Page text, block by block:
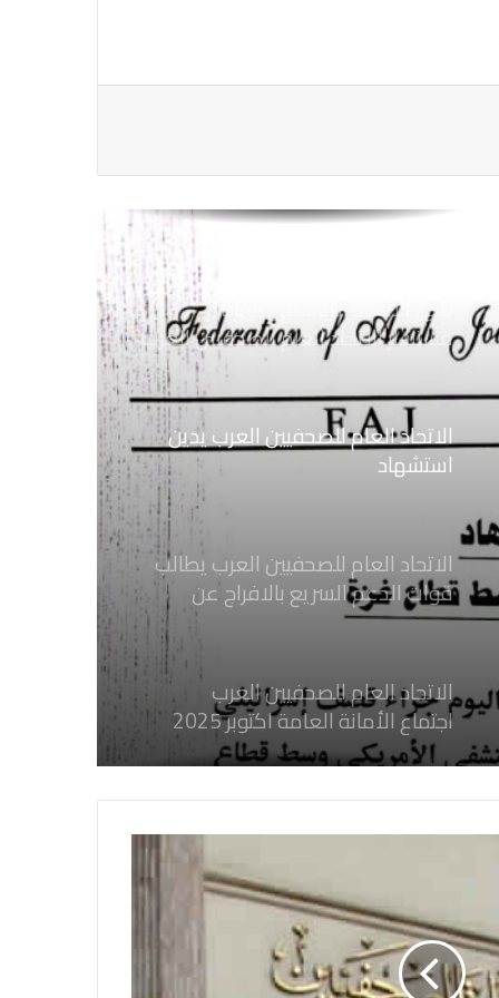
مع نقابة الصحفيين اليمنيين فى عدن
مستشار الاتحاد العام للصحفيين العرب
الاتحاد العام للصحفيين العرب يدين
استشهاد
ثلاثة صحفيين فلسطينيين باستهداف
إسرائيلي وسط قطاع غزة
الاتحاد العام للصحفيين العرب يطالب
قوات الدعم السريع بالافراج عن
الصحفيين السودانيين المعتقلين لديها
الاتحاد العام للصحفيين العرب
اجتماع الأمانة العامة اكتوبر 2025
الاتحاد العام للصحفيين العرب يدين
بكل قوة جرائم الاحتلال الصهيوني فى
غزة والتي نتج عنها اغتيال خمسة
صحفيين فلسطينيين
الاتحاد العام للصحفيين العرب يدين
بكل قوة جريمة إغتيال الاحتلال
الصهيوني للصحفيين الفسطينيين فى
غزة
الاتحاد العام للصحفيين العرب يطالب